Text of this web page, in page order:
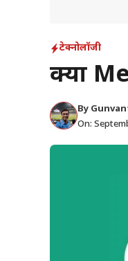
टेक्नोलॉजी
क्या
By
On: